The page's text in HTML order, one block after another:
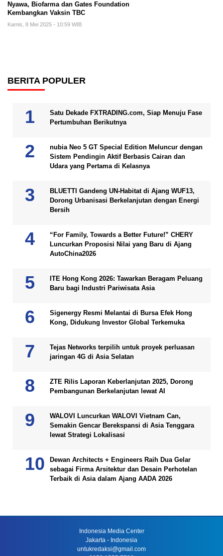
Nyawa, Biofarma dan Gates Foundation
Kembangkan Vaksin TBC
Kamis, 8 Mei 2025 - 10:59 WIB
BERITA POPULER
Satu Dekade FXTRADING.com, Siap Menuju Fase
Pertumbuhan Berikutnya
nubia Neo 5 GT Special Edition Meluncur dengan
Sistem Pendingin Aktif Berbasis Cairan dan
Udara yang Pertama di Kelasnya
BLUETTI Gandeng UN-Habitat di Ajang WUF13,
Dorong Urbanisasi Berkelanjutan dengan Energi
Bersih
“For Family, Towards a Better Future!” CHERY
Luncurkan Proposisi Nilai yang Baru di Ajang
AutoChina2026
ITE Hong Kong 2026: Tawarkan Beragam Peluang
Baru bagi Industri Pariwisata Asia
Sigenergy Resmi Melantai di Bursa Efek Hong
Kong, Didukung Investor Global Terkemuka
Tejas Networks terpilih untuk proyek perluasan
jaringan 4G di Asia Selatan
ZTE Rilis Laporan Keberlanjutan 2025, Dorong
Pembangunan Berkelanjutan lewat AI
WALOVI Luncurkan WALOVI Vietnam Can,
Semakin Gencar Berekspansi di Asia Tenggara
lewat Strategi Lokalisasi
Dewan Architects + Engineers Raih Dua Gelar
sebagai Firma Arsitektur dan Desain Perhotelan
Terbaik di Asia dalam Ajang AADA 2026
Indonesia Media Center
Jakarta - Indonesia
untukredaksi@gmail.com